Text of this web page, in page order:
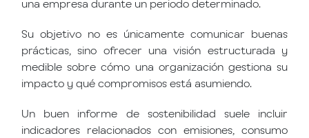
una empresa durante un periodo determinado.
Su objetivo no es únicamente comunicar buenas
prácticas, sino ofrecer una visión estructurada y
medible sobre cómo una organización gestiona su
impacto y qué compromisos está asumiendo.
Un buen informe de sostenibilidad suele incluir
indicadores relacionados con emisiones, consumo